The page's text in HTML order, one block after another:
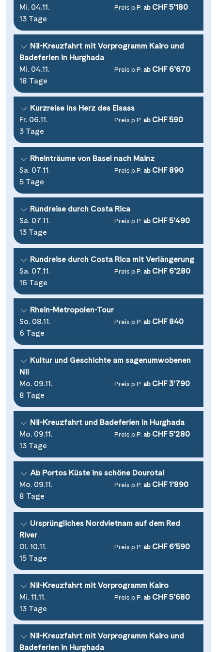
Mi. 04.11.
13 Tage
Preis p.P. ab CHF 5’180
Nil-Kreuzfahrt mit Vorprogramm Kairo und
Badeferien in Hurghada
Mi. 04.11.
18 Tage
Preis p.P. ab CHF 6’670
Kurzreise ins Herz des Elsass
Fr. 06.11.
3 Tage
Preis p.P. ab CHF 590
Rheinträume von Basel nach Mainz
Sa. 07.11.
5 Tage
Preis p.P. ab CHF 890
Rundreise durch Costa Rica
Sa. 07.11.
13 Tage
Preis p.P. ab CHF 5’490
Rundreise durch Costa Rica mit Verlängerung
Sa. 07.11.
16 Tage
Preis p.P. ab CHF 6’280
Rhein-Metropolen-Tour
So. 08.11.
6 Tage
Preis p.P. ab CHF 840
Kultur und Geschichte am sagenumwobenen
Nil
Mo. 09.11.
8 Tage
Preis p.P. ab CHF 3’790
Nil-Kreuzfahrt und Badeferien in Hurghada
Mo. 09.11.
13 Tage
Preis p.P. ab CHF 5’280
Ab Portos Küste ins schöne Dourotal
Mo. 09.11.
8 Tage
Preis p.P. ab CHF 1’890
Ursprüngliches Nordvietnam auf dem Red
River
Di. 10.11.
15 Tage
Preis p.P. ab CHF 6’590
Nil-Kreuzfahrt mit Vorprogramm Kairo
Mi. 11.11.
13 Tage
Preis p.P. ab CHF 5’680
Nil-Kreuzfahrt mit Vorprogramm Kairo und
Badeferien in Hurghada
Saar(10)
Seine, Oise & Schelde
Weser, Ems & Hunte(2)
Weser, Ems-/ Mittellandkanal (15)
Porta Nigra
Reichsburg Cochem
Saarschleife(7)
Schiffshebewerk Arzviller
Schiffshebewerk Niederfinow
Schiffshebewerk Scharnebeck(8)
Schloss Heidelberg
Schloss Sanssouci
Schloss Schönbrunn
Schlögener Schlinge
St. Georgs-Arm
Wasserstrassenkreuz Magdeburg (2)
Wasserstrassenkreuz Minden
Passau
Porto(12)
Potsdam
Regensburg
Rotterdam
Saarbrücken (5)
Saarburg
Stralsund
Strasbourg(1)
Stuttgart
Tulcea
Valence(1)
Wien
Würzburg(1)